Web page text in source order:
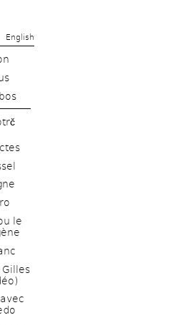
English
le